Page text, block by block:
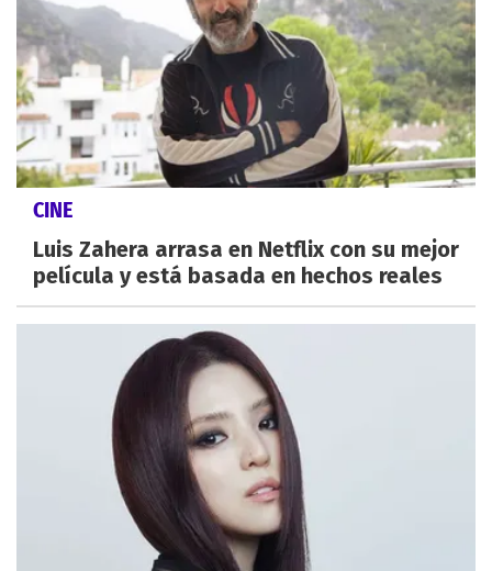
CINE
Luis Zahera arrasa en Netflix con su mejor
película y está basada en hechos reales